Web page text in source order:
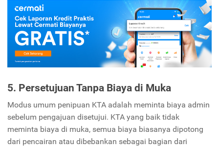
5. Persetujuan Tanpa Biaya di Muka
Modus umum penipuan KTA adalah meminta biaya admin
sebelum pengajuan disetujui. KTA yang baik tidak
meminta biaya di muka, semua biaya biasanya dipotong
dari pencairan atau dibebankan sebagai bagian dari